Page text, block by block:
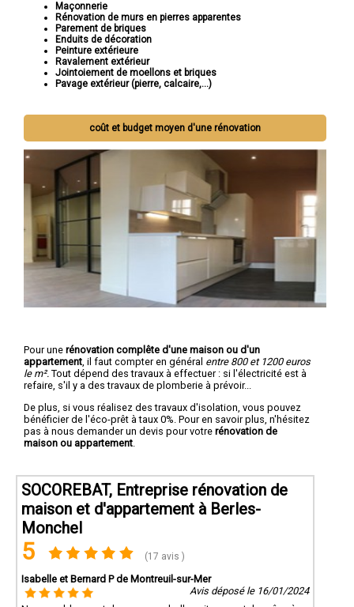
Maçonnerie
Rénovation de murs en pierres apparentes
Parement de briques
Enduits de décoration
Peinture extérieure
Ravalement extérieur
Jointoiement de moellons et briques
Pavage extérieur (pierre, calcaire,...)
coût et budget moyen d'une rénovation
Pour une rénovation complête d'une maison ou d'un
appartement , il faut compter en général entre 800 et 1200 euros
le m². Tout dépend des travaux à effectuer : si l'électricité est à
refaire, s'il y a des travaux de plomberie à prévoir...
De plus, si vous réalisez des travaux d'isolation, vous pouvez
bénéficier de l'éco-prêt à taux 0%. Pour en savoir plus, n'hésitez
pas à nous demander un devis pour votre rénovation de
maison ou appartement
SOCOREBAT, Entreprise rénovation de
maison et d'appartement à Berles-
Monchel
5 (17 avis )
Isabelle et Bernard P de Montreuil-sur-Mer
Avis déposé le 16/01/2024